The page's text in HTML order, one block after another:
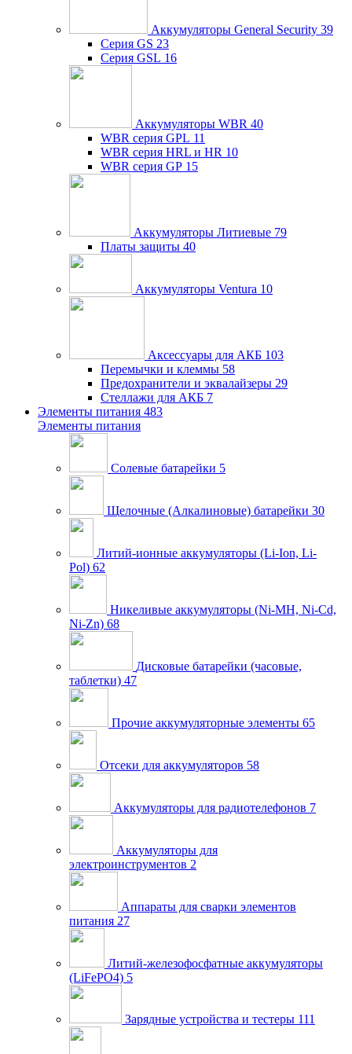
Аккумуляторы General Security 39
Серия GS 23
Серия GSL 16
Аккумуляторы WBR 40
WBR серия GPL 11
WBR серия HRL и HR 10
WBR серия GP 15
Аккумуляторы Литиевые 79
Платы защиты 40
Аккумуляторы Ventura 10
Аксессуары для АКБ 103
Перемычки и клеммы 58
Предохранители и эквалайзеры 29
Стеллажи для АКБ 7
Элементы питания 483
Элементы питания
Солевые батарейки 5
Щелочные (Алкалиновые) батарейки 30
Литий-ионные аккумуляторы (Li-Ion, Li-
Pol) 62
Никеливые аккумуляторы (Ni-MH, Ni-Cd,
Ni-Zn) 68
Дисковые батарейки (часовые,
таблетки) 47
Прочие аккумуляторные элементы 65
Отсеки для аккумуляторов 58
Аккумуляторы для радиотелефонов 7
Аккумуляторы для
электроинструментов 2
Аппараты для сварки элементов
питания 27
Литий-железофосфатные аккумуляторы
(LiFePO4) 5
Зарядные устройства и тестеры 111